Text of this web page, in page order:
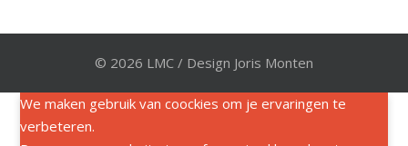
© 2026 LMC / Design Joris Monten
We maken gebruik van coockies om je ervaringen te
verbeteren.